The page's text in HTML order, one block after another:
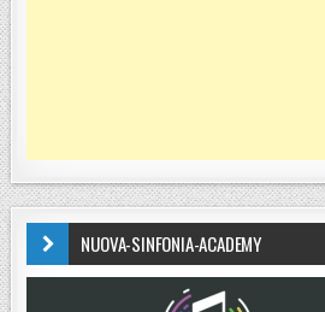
NUOVA-SINFONIA-ACADEMY